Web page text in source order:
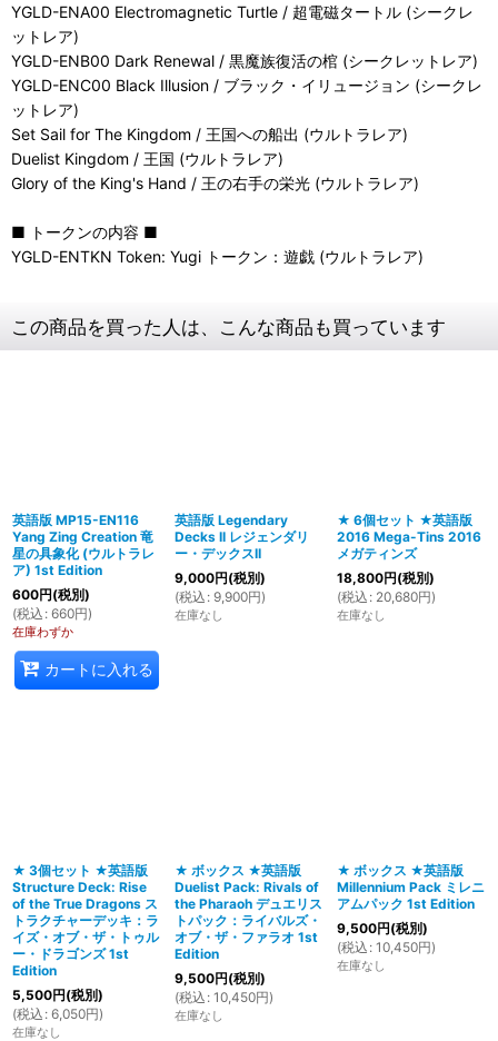
YGLD-ENA00 Electromagnetic Turtle / 超電磁タートル (シークレ
ットレア)
YGLD-ENB00 Dark Renewal / 黒魔族復活の棺 (シークレットレア)
YGLD-ENC00 Black Illusion / ブラック・イリュージョン (シークレ
ットレア)
Set Sail for The Kingdom / 王国への船出 (ウルトラレア)
Duelist Kingdom / 王国 (ウルトラレア)
Glory of the King's Hand / 王の右手の栄光 (ウルトラレア)
■ トークンの内容 ■
YGLD-ENTKN Token: Yugi トークン：遊戯 (ウルトラレア)
この商品を買った人は、こんな商品も買っています
英語版 MP15-EN116
Yang Zing Creation 竜
星の具象化 (ウルトラレ
ア) 1st Edition
600円(税別)
(税込 : 660円)
在庫わずか
カートに入れる
英語版 Legendary
Decks II レジェンダリ
ー・デックスII
9,000円(税別)
(税込 : 9,900円)
在庫なし
★ 6個セット ★英語版
2016 Mega-Tins 2016
メガティンズ
18,800円(税別)
(税込 : 20,680円)
在庫なし
★ 3個セット ★英語版
Structure Deck: Rise
of the True Dragons ス
トラクチャーデッキ：ラ
イズ・オブ・ザ・トゥル
ー・ドラゴンズ 1st
Edition
5,500円(税別)
(税込 : 6,050円)
在庫なし
★ ボックス ★英語版
Duelist Pack: Rivals of
the Pharaoh デュエリス
トパック：ライバルズ・
オブ・ザ・ファラオ 1st
Edition
9,500円(税別)
(税込 : 10,450円)
在庫なし
★ ボックス ★英語版
Millennium Pack ミレニ
アムパック 1st Edition
9,500円(税別)
(税込 : 10,450円)
在庫なし